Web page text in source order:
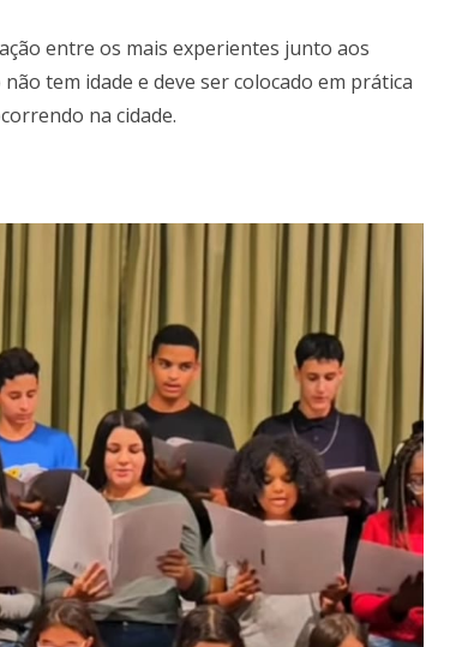
entre os mais experientes junto aos
tem idade e deve ser colocado em prática
na cidade.